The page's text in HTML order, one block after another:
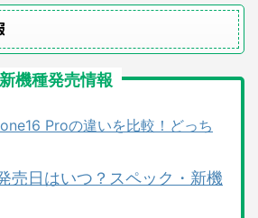
機種発売情報
Proの違いを比較！どっち
売日はいつ？スペック・新機